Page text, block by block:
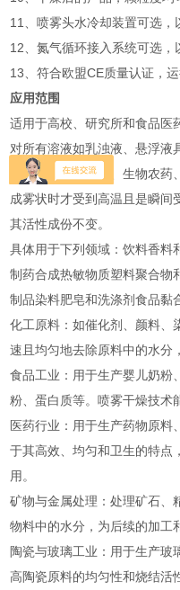
11、喷雾头水冷却装置可选
12、氮气循环接入系统可选
13、符合欧盟CE质量认证，
应用范围
适用于高校、研究所和食品医
对所有溶液如乳浊液、悬浮液
的干燥如生物制品、生物农
成雾状时才受到高温且是瞬间
其活性成份不变。
具体用于下列领域：饮料香料
制药合成热敏物质塑料聚合物
制品染料肥皂和洗涤剂食品黏
化工原料‌：如催化剂、颜料、
速且均匀地去除原料中的水分
食品工业‌：用于生产婴儿奶粉
粉、蛋白质等。喷雾干燥技术
医药行业‌：用于生产药物原料
于其高效、均匀和卫生的特点
用‌。
矿物与金属处理‌：处理矿石、
物料中的水分，为后续的加工
陶瓷与玻璃工业‌：用于生产玻
高陶瓷原料的均匀性和烧结活